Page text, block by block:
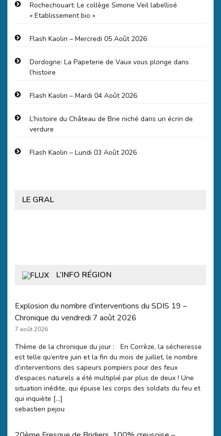
Rochechouart: Le collège Simone Veil labellisé
« Etablissement bio »
Flash Kaolin – Mercredi 05 Août 2026
Dordogne: La Papeterie de Vaux vous plonge dans
l’histoire
Flash Kaolin – Mardi 04 Août 2026
L’histoire du Château de Brie niché dans un écrin de
verdure
Flash Kaolin – Lundi 03 Août 2026
LE GRAL
L’INFO RÉGION
Explosion du nombre d’interventions du SDIS 19 –
Chronique du vendredi 7 août 2026
7 août 2026
Thème de la chronique du jour : En Corrèze, la sécheresse
est telle qu’entre juin et la fin du mois de juillet, le nombre
d’interventions des sapeurs pompiers pour des feux
d’espaces naturels a été multiplié par plus de deux ! Une
situation inédite, qui épuise les corps des soldats du feu et
qui inquiète […]
sebastien pejou